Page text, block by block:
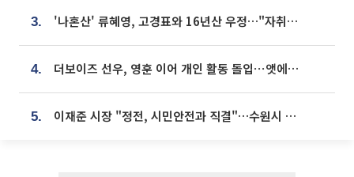
3. '나혼산' 류혜영, 고경표와 16년산 우정…"자취방서 부모님과 마주쳐"
4. 더보이즈 선우, 영훈 이어 개인 활동 돌입⋯앳에어리어와 전속계약
5. 이재준 시장 "정전, 시민안전과 직결"…수원시 비상대응체계 가동